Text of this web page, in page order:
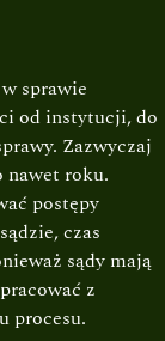
sprawie
od instytucji, do
Zazwyczaj
nawet roku.
postępy
czas
sądy mają
z
procesu.